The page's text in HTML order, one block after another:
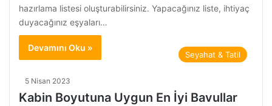
hazırlama listesi oluşturabilirsiniz. Yapacağınız liste, ihtiyaç
duyacağınız eşyaları…
Devamını Oku »
Seyahat & Tatil
5 Nisan 2023
Kabin Boyutuna Uygun En İyi Bavullar